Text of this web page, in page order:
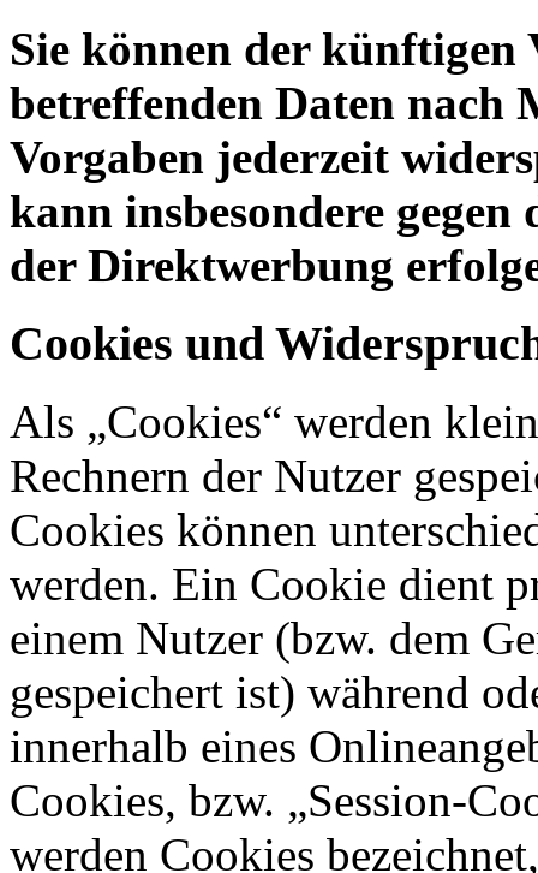
Sie können der künftigen
betreffenden Daten nach
Vorgaben jederzeit
kann insbesondere
der Direktwerbung
Cookies und
Als „Cookies“ werden
Rechnern der Nutzer
Cookies können
werden. Ein Cookie dient
einem Nutzer (bzw. dem
gespeichert ist) während
innerhalb eines
Cookies, bzw. „Session-
werden Cookies